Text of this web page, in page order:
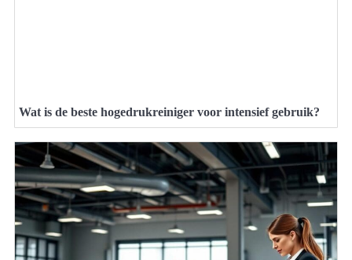
Wat is de beste hogedrukreiniger voor intensief gebruik?